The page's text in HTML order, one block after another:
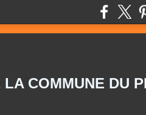
COMMUNE DU